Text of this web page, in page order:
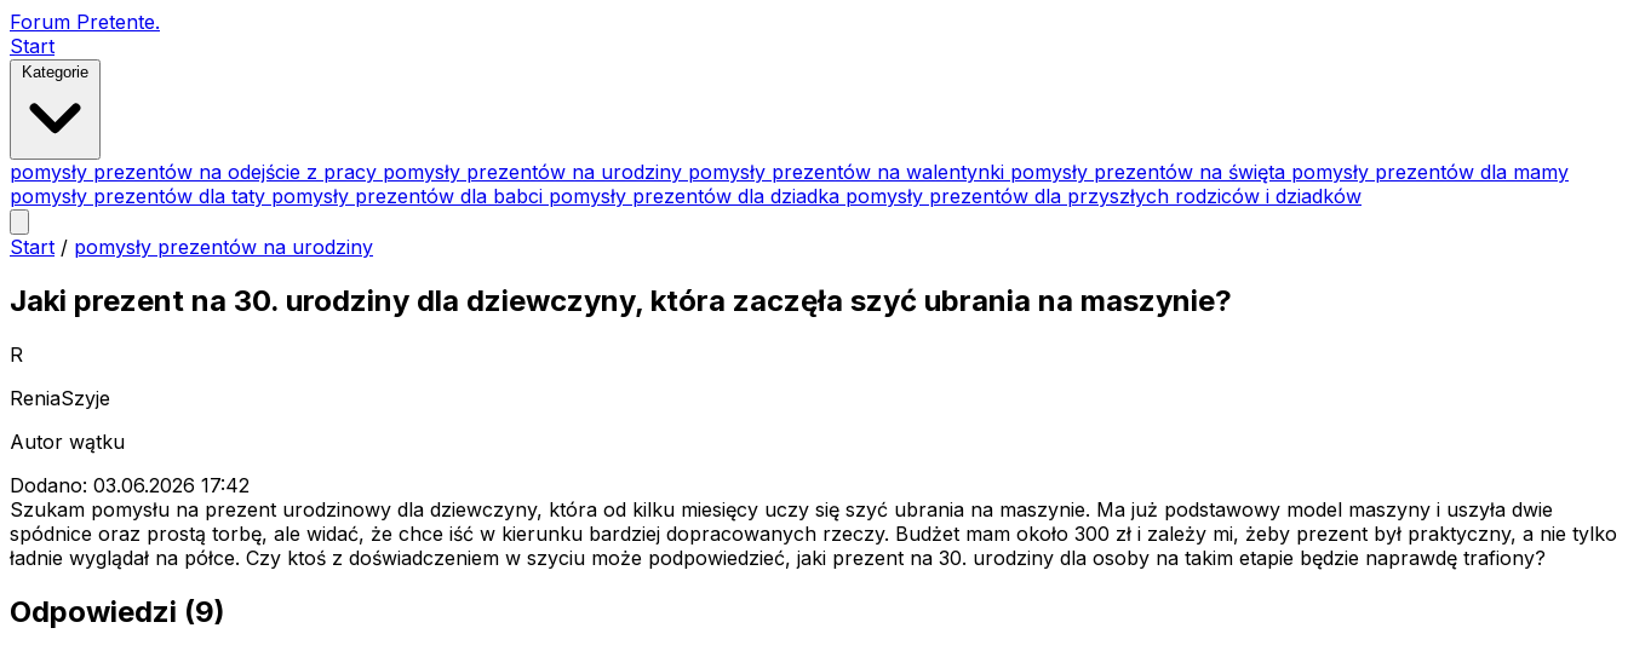
Forum Pretente.
Start
Kategorie
pomysły prezentów na odejście z pracy pomysły prezentów na urodziny pomysły prezentów na walentynki pomysły prezentów na święta pomysły prezentów dla mamy
pomysły prezentów dla taty pomysły prezentów dla babci pomysły prezentów dla dziadka pomysły prezentów dla przyszłych rodziców i dziadków
Start / pomysły prezentów na urodziny
Jaki prezent na 30. urodziny dla dziewczyny, która zaczęła szyć ubrania na maszynie?
R
ReniaSzyje
Autor wątku
Dodano: 03.06.2026 17:42
Szukam pomysłu na prezent urodzinowy dla dziewczyny, która od kilku miesięcy uczy się szyć ubrania na maszynie. Ma już podstawowy model maszyny i uszyła dwie
spódnice oraz prostą torbę, ale widać, że chce iść w kierunku bardziej dopracowanych rzeczy. Budżet mam około 300 zł i zależy mi, żeby prezent był praktyczny, a nie tylko
ładnie wyglądał na półce. Czy ktoś z doświadczeniem w szyciu może podpowiedzieć, jaki prezent na 30. urodziny dla osoby na takim etapie będzie naprawdę trafiony?
Odpowiedzi (9)